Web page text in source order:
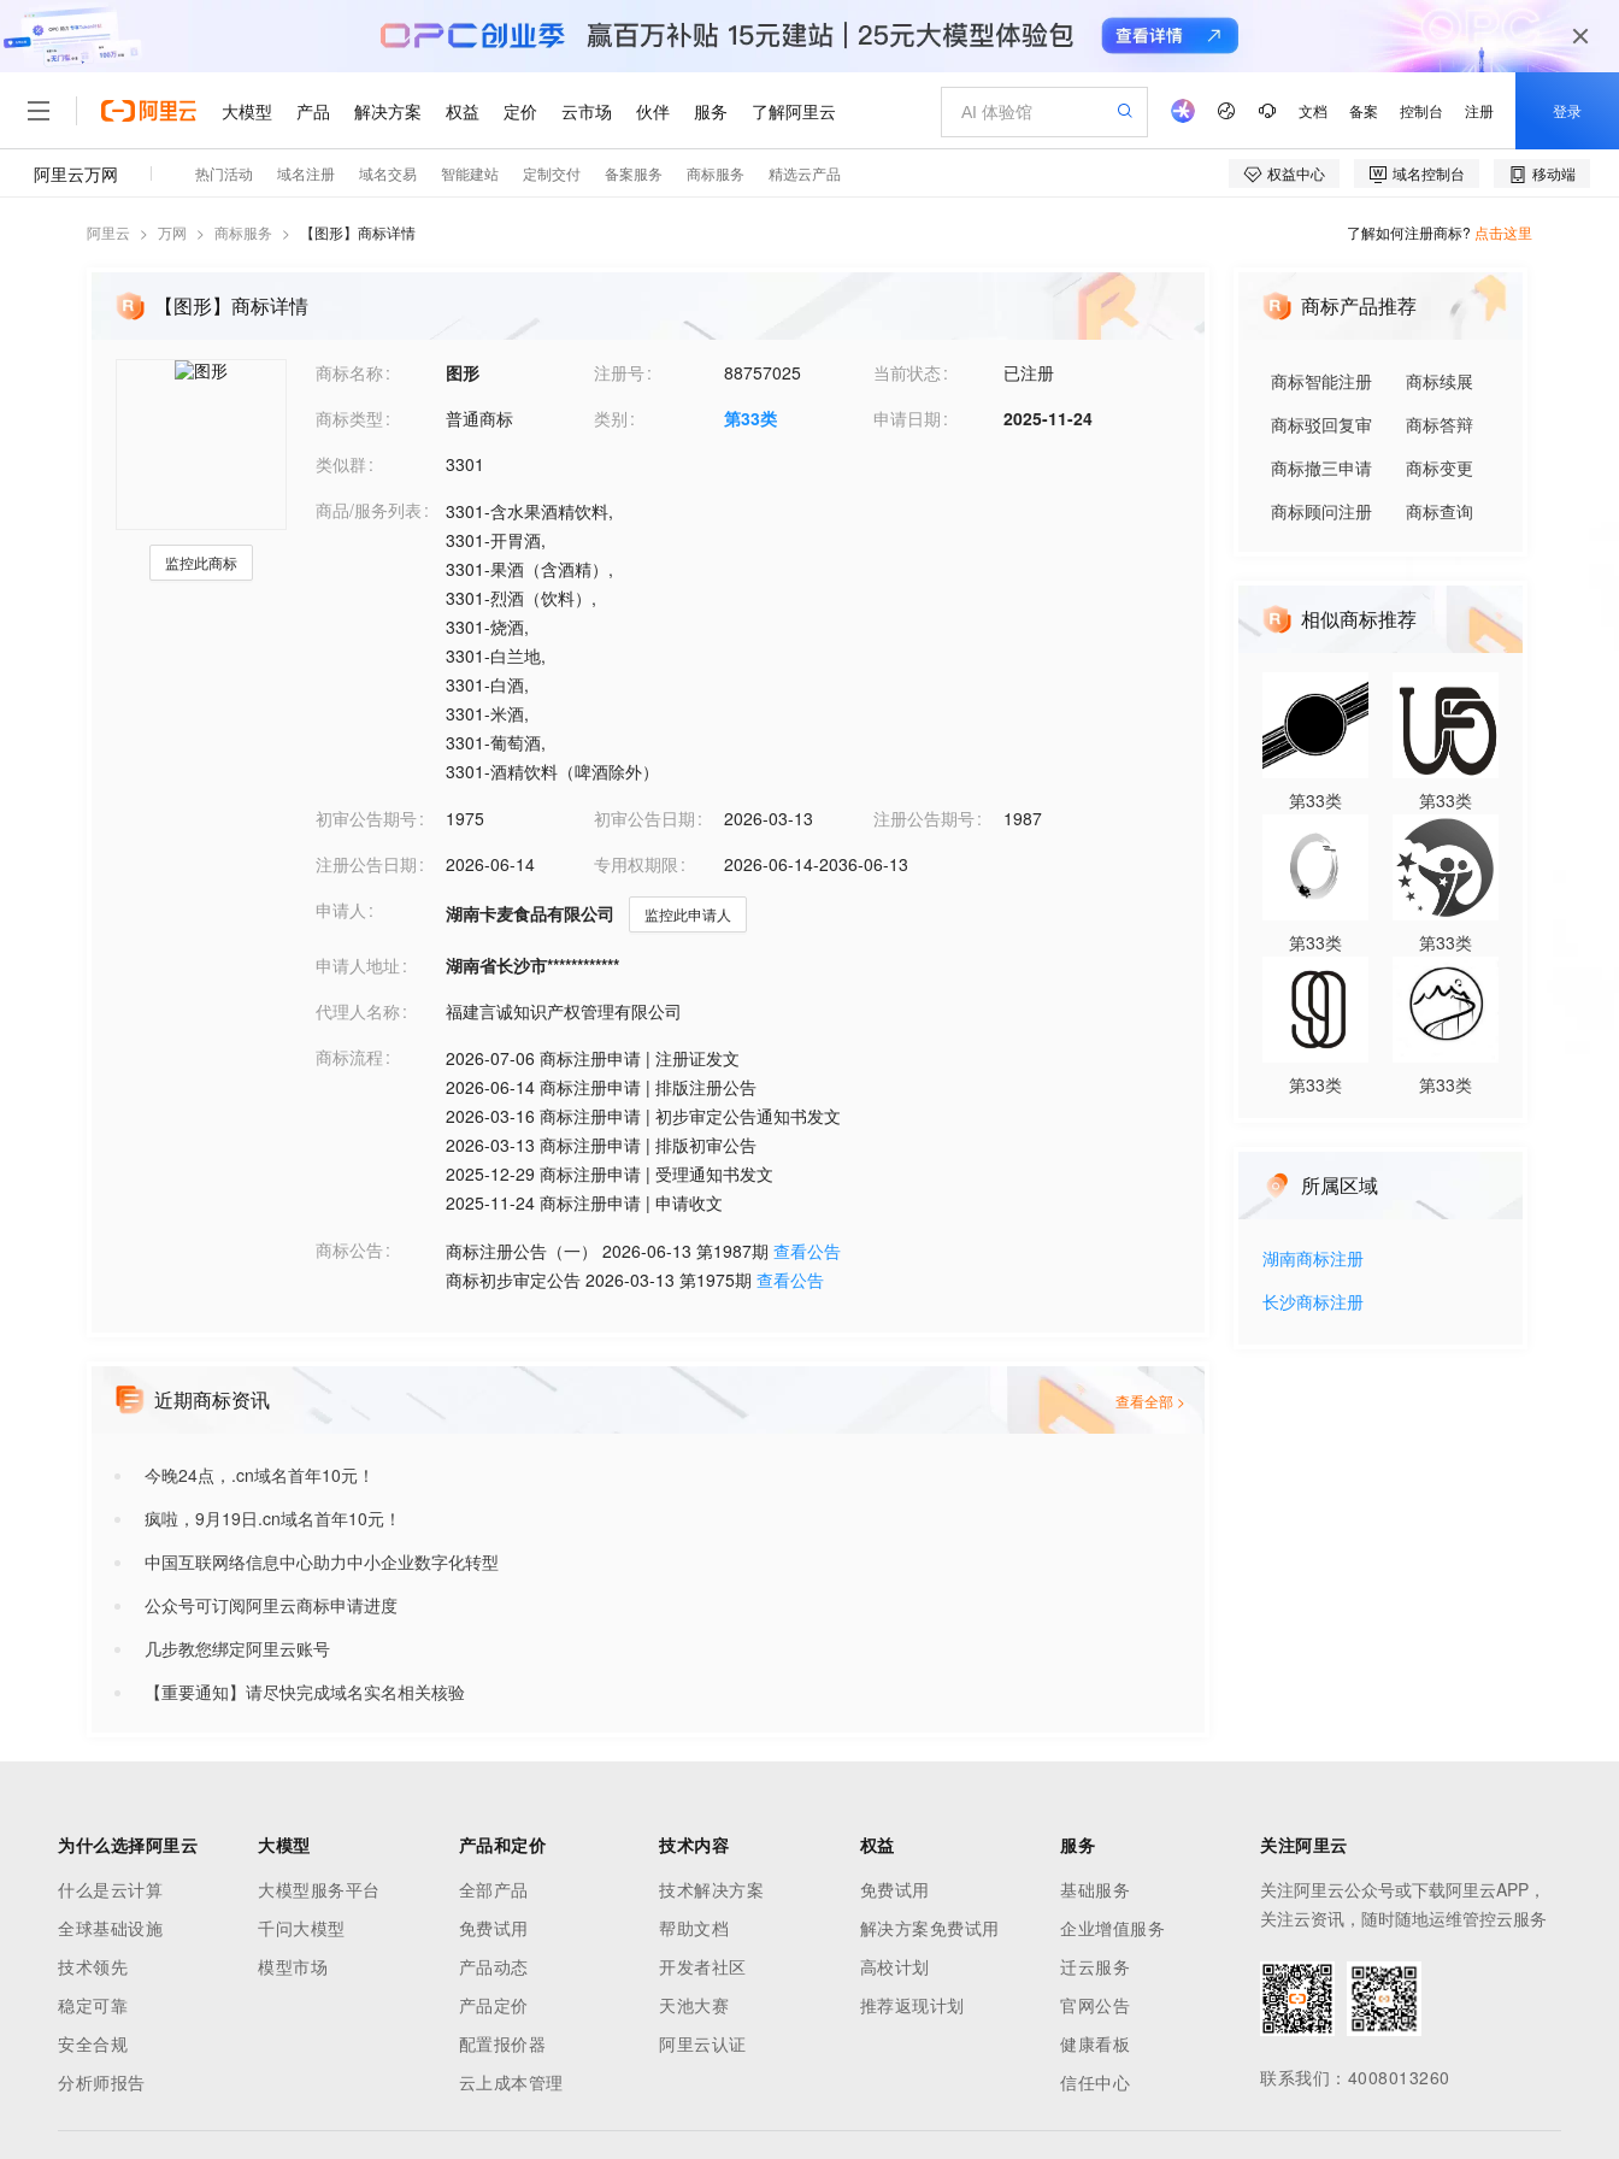
阿里云 > 万网 > 商标服务 > 【图形】商标详情 了解如何注册商标? 点击这里
【图形】商标详情
监控此商标
商标名称 图形 注册号 88757025 当前状态
已注册
商标类型
普通商标 类别 第33类 申请日期
2025-11-24
类似群
3301
商品/服务列表
3301-含水果酒精饮料,
3301-开胃酒,
3301-果酒（含酒精） ,
3301-烈酒（饮料） ,
3301-烧酒,
3301-白兰地,
3301-白酒,
3301-米酒,
3301-葡萄酒,
3301-酒精饮料（啤酒除外）
初审公告期号
1975 初审公告日期 2026-03-13 注册公告期号
1987
注册公告日期
2026-06-14 专用权期限
2026-06-14-2036-06-13
申请人
湖南卡麦食品有限公司 监控此申请人
申请人地址
湖南省长沙市************
代理人名称
福建言诚知识产权管理有限公司
商标流程
2026-07-06 商标注册申请 | 注册证发文
2026-06-14 商标注册申请 | 排版注册公告
2026-03-16 商标注册申请 | 初步审定公告通知书发文
2026-03-13 商标注册申请 | 排版初审公告
2025-12-29 商标注册申请 | 受理通知书发文
2025-11-24 商标注册申请 | 申请收文
商标公告
商标注册公告（一） 2026-06-13 第1987期 查看公告
商标初步审定公告 2026-03-13 第1975期 查看公告
近期商标资讯 查看全部 >
今晚24点，.cn域名首年10元！
疯啦，9月19日.cn域名首年10元！
中国互联网络信息中心助力中小企业数字化转型
公众号可订阅阿里云商标申请进度
几步教您绑定阿里云账号
【重要通知】请尽快完成域名实名相关核验
商标产品推荐
商标智能注册
商标续展
商标驳回复审
商标答辩
商标撤三申请
商标变更
商标顾问注册
商标查询
相似商标推荐
第33类 第33类
第33类 第33类
第33类 第33类
所属区域
湖南商标注册
长沙商标注册